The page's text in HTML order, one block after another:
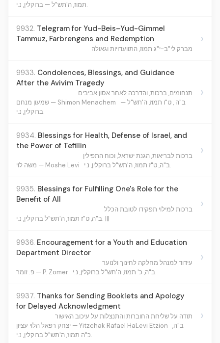
תמוז, ה'תש"ל — ברוקלין, נ.י.
9932. Telegram for Yud-Beis–Yud-Gimmel
Tammuz, Farbrengens and Redemption
מברק לי"ב-י"ג תמוז, התוועדויות וגאולה
›
9933. Condolences, Blessings, and Guidance
After the Avivim Tragedy
תנחומים, ברכות, והדרכה לאחר אסון אביבים
שמעון מנחם — Shimon Menachem
ב"ה , ט"ו תמוז, ה'תש"ל —
ברוקלין, נ.י.
›
9934. Blessings for Health, Defense of Israel, and
the Power of Tefillin
ברכות לבריאות, הגנת ישראל, וכוח התפילין
משה לוי — Moshe Levi
ב"ה, ט"ז תמוז, ה'תש"ל ברוקלין, נ.י.
›
9935. Blessings for Fulfilling One's Role for the
Benefit of All
ברכות למילוי תפקידו לטובת הכלל
ב"ה, ט"ז תמוז, ה'תש"ל ברוקלין, נ.י. |||
›
9936. Encouragement for a Youth and Education
Department Director
עידוד למנהל מחלקה לחינוך ולנוער
פ. זומר — P. Zomer
ב"ה, כ' תמוז, ה'תש"ל ברוקלין, נ.י.
›
9937. Thanks for Sending Booklets and Apology
for Delayed Acknowledgment
תודה על שליחת החוברות והתנצלות על עיכוב האישור
יצחק רפאל הלוי עציון — Yitzchak Rafael HaLevi Etzion ב"ה,
כ"ה תמוז, ה'תש"ל ברוקלין, נ.י.
›